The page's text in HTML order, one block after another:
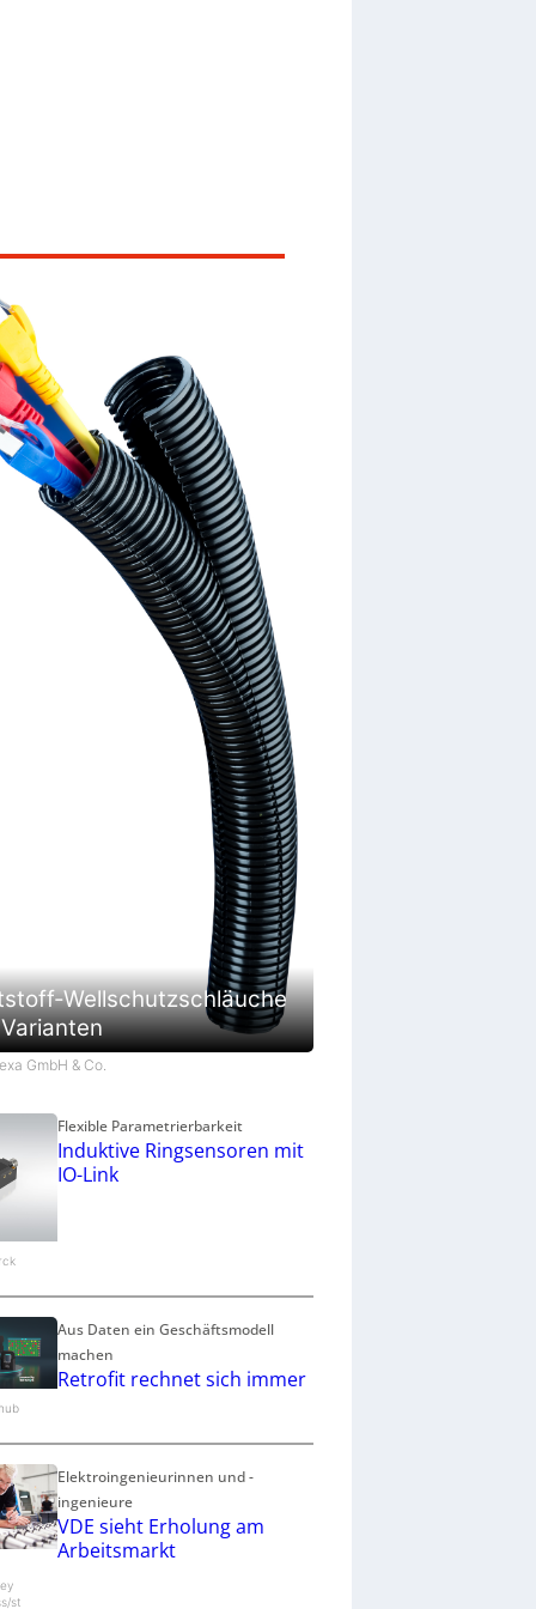
Wellschutzschläuche
GmbH & Co.
Flexible Parametrierbarkeit
Induktive Ringsensoren mit
IO-Link
Aus Daten ein Geschäftsmodell
machen
Retrofit rechnet sich immer
st
Elektroingenieurinnen und -
ingenieure
VDE sieht Erholung am
Arbeitsmarkt